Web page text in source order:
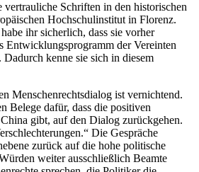
vertrauliche Schriften in den historischen
Hochschulinstitut in Florenz.
ihr sicherlich, dass sie vorher
Entwicklungsprogramm der Vereinten
Dadurch kenne sie sich in diesem
Menschenrechtsdialog ist vernichtend.
Belege dafür, dass die positiven
gibt, auf den Dialog zurückgehen.
Die Gespräche
zurück auf die hohe politische
weiter ausschließlich Beamte